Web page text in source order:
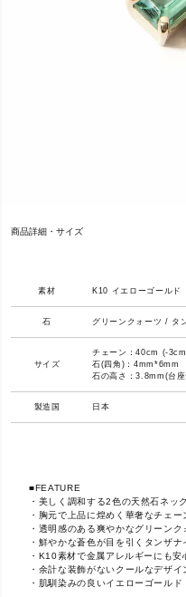
商品詳細・サイズ
素材 K10 イエローゴールド
石 グリーンクォーツ / タ
サイズ
チェーン：40cm (-3cm
石(四角)：4mm*6mm
石の高さ：3.8mm(台
製造国 日本
■FEATURE
・美しく調和する2色の天然石ネッ
・胸元で上品に煌めく華奢なチェー
・透明感のある爽やかなグリーン
・鮮やかな蒼色が目を引くタンザ
・K10素材で金属アレルギーにも安
・余計な装飾がないクールなデザ
・肌馴染みの良いイエローゴールド